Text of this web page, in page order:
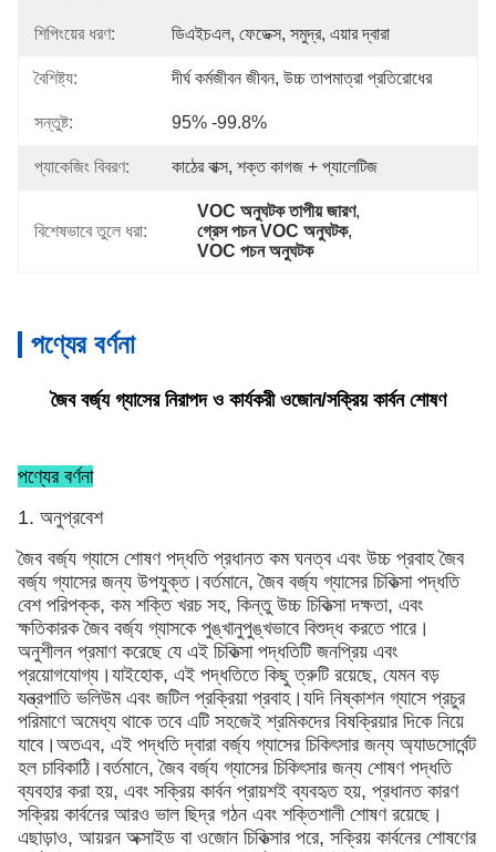
শিপিংয়ের ধরণ: ডিএইচএল, ফেডেক্স, সমুদ্র, এয়ার দ্বারা
বৈশিষ্ট্য: দীর্ঘ কর্মজীবন জীবন, উচ্চ তাপমাত্রা প্রতিরোধের
সন্তুষ্ট: 95% -99.8%
প্যাকেজিং বিবরণ: কাঠের বাক্স, শক্ত কাগজ + প্যালেটিজ
বিশেষভাবে তুলে ধরা:
VOC অনুঘটক তাপীয় জারণ,
গ্রেস পচন VOC অনুঘটক,
VOC পচন অনুঘটক
পণ্যের বর্ণনা
জৈব বর্জ্য গ্যাসের নিরাপদ ও কার্যকরী ওজোন/সক্রিয় কার্বন শোষণ
পণ্যের বর্ণনা
1. অনুপ্রবেশ
জৈব বর্জ্য গ্যাসে শোষণ পদ্ধতি প্রধানত কম ঘনত্ব এবং উচ্চ প্রবাহ জৈব
বর্জ্য গ্যাসের জন্য উপযুক্ত।বর্তমানে, জৈব বর্জ্য গ্যাসের চিকিত্সা পদ্ধতি
বেশ পরিপক্ক, কম শক্তি খরচ সহ, কিন্তু উচ্চ চিকিত্সা দক্ষতা, এবং
ক্ষতিকারক জৈব বর্জ্য গ্যাসকে পুঙ্খানুপুঙ্খভাবে বিশুদ্ধ করতে পারে।
অনুশীলন প্রমাণ করেছে যে এই চিকিত্সা পদ্ধতিটি জনপ্রিয় এবং
প্রয়োগযোগ্য।যাইহোক, এই পদ্ধতিতে কিছু ত্রুটি রয়েছে, যেমন বড়
যন্ত্রপাতি ভলিউম এবং জটিল প্রক্রিয়া প্রবাহ।যদি নিষ্কাশন গ্যাসে প্রচুর
পরিমাণে অমেধ্য থাকে তবে এটি সহজেই শ্রমিকদের বিষক্রিয়ার দিকে নিয়ে
যাবে।অতএব, এই পদ্ধতি দ্বারা বর্জ্য গ্যাসের চিকিৎসার জন্য অ্যাডসোর্বেন্ট
হল চাবিকাঠি।বর্তমানে, জৈব বর্জ্য গ্যাসের চিকিৎসার জন্য শোষণ পদ্ধতি
ব্যবহার করা হয়, এবং সক্রিয় কার্বন প্রায়শই ব্যবহৃত হয়, প্রধানত কারণ
সক্রিয় কার্বনের আরও ভাল ছিদ্র গঠন এবং শক্তিশালী শোষণ রয়েছে।
এছাড়াও, আয়রন অক্সাইড বা ওজোন চিকিত্সার পরে, সক্রিয় কার্বনের শোষণের